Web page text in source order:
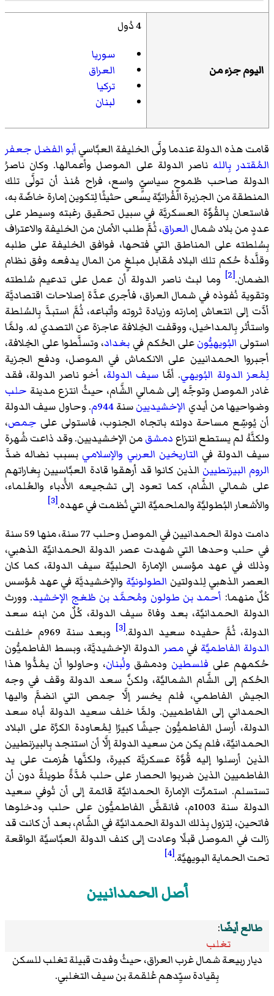
اليوم جزء من
4 دُول
سوريا
العراق
تركيا
لبنان
قامت هذه الدولة عندما ولَّى الخليفة العبَّاسيأبو الفضل جعفر
المُقتدر بِالله ناصر الدولة على الموصل وأعمالها. وكان ناصرُ
الدولة صاحب طُموحٍ سياسيٍّ واسع، فراح مُنذ أن تولَّى تلك
المنطقة من الجزيرة الفُراتيَّة يسعى حثيثًا لِتكوين إمارة خاصَّة به،
فاستعان بِالقُوَّة العسكريَّة في سبيل تحقيق رغبته وسيطر على
عددٍ من بلاد شمال العراق، ثُمَّ طلب الأمان من الخليفة والاعتراف
بِسُلطته على المناطق التي فتحها، فوافق الخليفة على طلبه
وقلَّدهُ حُكم تلك البلاد مُقابل مبلغٍ من المال يدفعه وفق نظام
الضمان.[2]
وما لبث ناصر الدولة أن عمل على تدعيم سُلطته
وتقوية نُفوذه في شمال العراق، فأجرى عدَّة إصلاحات اقتصاديَّة
أدَّت إلى انتعاش إمارته وزيادة ثروته وأتباعه، ثُمَّ استبدَّ بِالسُلطة
واستأثر بِالمداخيل، ووقفت الخِلافة عاجزة عن التصدي له. ولمَّا
استولى البُويهيُّونعلى الحُكم في بغداد، وتسلَّطوا على الخِلافة،
أجبروا الحمدانيين على الانكماش في الموصل، ودفع الجزية
لِمُعز الدولة البُويهي. أمَّا سيف الدولة، أخو ناصر الدولة، فقد
غادر الموصل وتوجَّه إلى شمالي الشَّام، حيثُ انتزع مدينة حلب
وضواحيها من أيدي الإخشيديينسنة944م . وحاول سيف الدولة
أن يُوسِّع مساحة دولته باتجاه الجنوب، فاستولى على حِمص،
ولكنَّهُ لم يستطع انتزاع دمشقمن الإخشيديين. وقد ذاعت شُهرة
سيف الدولة في التاريخين العربي والإسلامي بسبب نضاله ضدَّ
الروم البيزنطيين الذين كانوا قد أرهقوا قادة العبَّاسيين بِغاراتهم
على شمالي الشَّام، كما تعود إلى تشجيعه الأُدباء والعُلماء،
والأشعار البُطوليَّة والملحميَّة التي نُظمت في عهده.[3]
دامت دولة الحمدانيين في الموصل وحلب 77 سنة، منها 59 سنة
في حلب وحدها التي شهدت عصر الدولة الحمدانيَّة الذهبي،
وذلك في عهد مؤسس الإمارة الحلبيَّة سيف الدولة، كما كان
العصر الذهبي لِلدولتين الطولونيَّة والإخشيديَّة في عهد مُؤسس
كُلٌ منهما: أحمد بن طولون ومُحمَّد بن طُغج الإخشيد. وورث
الدولة الحمدانيَّة، بعد وفاة سيف الدولة، كُلٌ من ابنه سعد
الدولة، ثُمَّ حفيده سعيد الدولة.[3]
وبعد سنة 969م خلفت
الدولة الفاطميَّة فيمصر الدولة الإخشيديَّة، وبسط الفاطميُّون
حُكمهم على فلسطين ودمشق ولُبنان، وحاولوا أن يمُدُّوا هذا
الحُكم إلى الشَّام الشماليَّة، ولكنَّ سعد الدولة وقف في وجه
الجيش الفاطمي، فلم يخسر إلَّا حِمص التي انضمَّ واليها
الحمداني إلى الفاطميين. ولمَّا خلف سعيد الدولة أباه سعد
الدولة، أرسل الفاطميُّون جيشًا كبيرًا لِمُعاودة الكرَّة على البلاد
الحمدانيَّة، فلم يكن من سعيد الدولة إلَّا أن استنجد بِالبيزنطيين
الذين أرسلوا إليه قُوَّة عسكريَّة كبيرة، ولكنَّها هُزمت على يد
الفاطميين الذين ضربوا الحصار على حلب مُدَّةً طويلةً دون أن
تستسلم. استمرَّت الإمارة الحمدانيَّة قائمة إلى أن تُوفي سعيد
الدولة سنة 1003م، فانقضَّ الفاطميُّون على حلب ودخلوها
فاتحين، لِتزول بِذلك الدولة الحمدانيَّة في الشَّام، بعد أن كانت قد
زالت في الموصل قبلًا وعادت إلى كنف الدولة العبَّاسيَّة الواقعة
تحت الحماية البويهيَّة.[4]
أصل الحمدانيين
طالع أيضًا:
تغلب
ديار ربيعة شمال غرب العراق، حيثُ وفدت قبيلة تغلب للسكن
بِقيادة سيِّدهم عُلقمة بن سيف التغلبي.